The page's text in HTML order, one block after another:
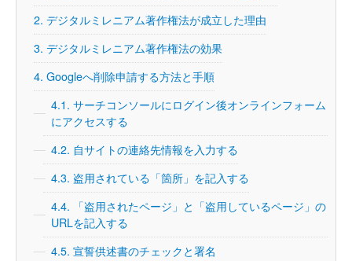
2. デジタルミレニアム著作権法が成立した理由
3. デジタルミレニアム著作権法の効果
4. Googleへ削除申請する方法と手順
4.1. サーチコンソールにログイン後オンラインフォーム
にアクセスする
4.2. 自サイトの連絡先情報を入力する
4.3. 盗用されている「箇所」を記入する
4.4. 「盗用されたページ」と「盗用しているページ」の
URLを記入する
4.5. 宣誓供述書のチェックと署名